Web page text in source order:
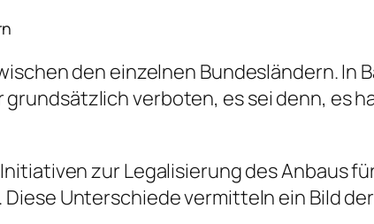
den einzelnen Bundesländern. In
verboten, es sei denn, es
zur Legalisierung des Anbaus
Unterschiede vermitteln ein Bild